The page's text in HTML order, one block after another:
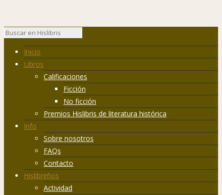
Inicio
Libros
Calificaciones
Ficción
No ficción
Premios Hislibris de literatura histórica
Info
Sobre nosotros
FAQs
Contacto
Hislibreños
Actividad